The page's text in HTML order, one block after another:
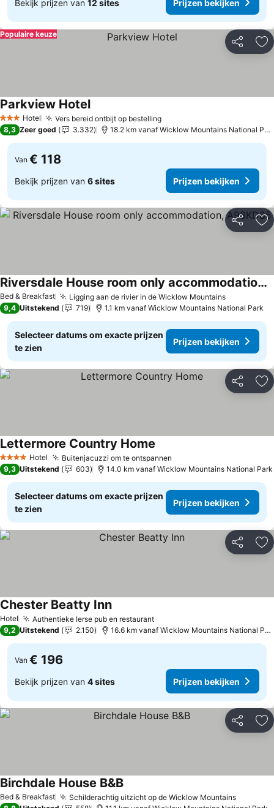
Bekijk prijzen van 12 sites Prijzen bekijken
Delen
Populaire keuze
3 SterrenHotel Vers bereid ontbijt op bestelling
Parkview Hotel
8,3 Zeer goed 3.332 18.2 km vanaf Wicklow Mountains National Park
Van € 118
Bekijk prijzen van 6 sites Prijzen bekijken
Delen
Bed & Breakfast Ligging aan de rivier in de Wicklow Mountains
Riversdale House room only accommodation, A98KD85
9,4 Uitstekend 719 1.1 km vanaf Wicklow Mountains National Park
Selecteer datums om exacte prijzen
te zien
Prijzen bekijken
Delen
4 SterrenHotel Buitenjacuzzi om te ontspannen
Lettermore Country Home
9,3 Uitstekend 603 14.0 km vanaf Wicklow Mountains National Park
Selecteer datums om exacte prijzen
te zien
Prijzen bekijken
Delen
Hotel Authentieke Ierse pub en restaurant
Chester Beatty Inn
9,2 Uitstekend 2.150 16.6 km vanaf Wicklow Mountains National Park
Van € 196
Bekijk prijzen van 4 sites Prijzen bekijken
Delen
Bed & Breakfast Schilderachtig uitzicht op de Wicklow Mountains
Birchdale House B&B